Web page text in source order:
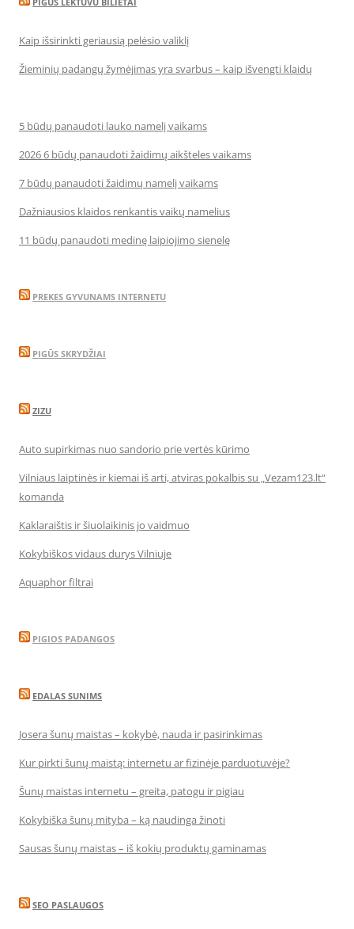
Kaip išsirinkti geriausią pelėsio valiklį
Žieminių padangų žymėjimas yra svarbus – kaip išvengti klaidų
5 būdų panaudoti lauko namelį vaikams
2026 6 būdų panaudoti žaidimų aikšteles vaikams
7 būdų panaudoti žaidimų namelį vaikams
Dažniausios klaidos renkantis vaikų namelius
11 būdų panaudoti medinę laipiojimo sienelę
PREKES GYVUNAMS INTERNETU
PIGŪS SKRYDŽIAI
ZIZU
Auto supirkimas nuo sandorio prie vertės kūrimo
Vilniaus laiptinės ir kiemai iš arti, atviras pokalbis su „Vezam123.lt“
komanda
Kaklaraištis ir šiuolaikinis jo vaidmuo
Kokybiškos vidaus durys Vilniuje
Aquaphor filtrai
PIGIOS PADANGOS
EDALAS SUNIMS
Josera šunų maistas – kokybė, nauda ir pasirinkimas
Kur pirkti šunų maistą: internetu ar fizinėje parduotuvėje?
Šunų maistas internetu – greita, patogu ir pigiau
Kokybiška šunų mityba – ką naudinga žinoti
Sausas šunų maistas – iš kokių produktų gaminamas
SEO PASLAUGOS